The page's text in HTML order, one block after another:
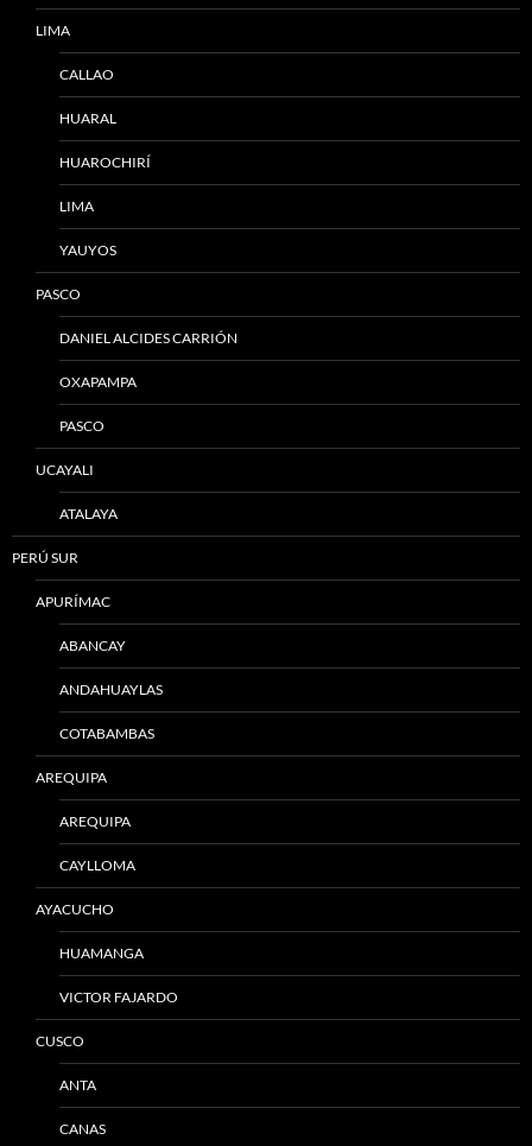
LIMA
CALLAO
HUARAL
HUAROCHIRÍ
LIMA
YAUYOS
PASCO
DANIEL ALCIDES CARRIÓN
OXAPAMPA
PASCO
UCAYALI
ATALAYA
PERÚ SUR
APURÍMAC
ABANCAY
ANDAHUAYLAS
COTABAMBAS
AREQUIPA
AREQUIPA
CAYLLOMA
AYACUCHO
HUAMANGA
VICTOR FAJARDO
CUSCO
ANTA
CANAS